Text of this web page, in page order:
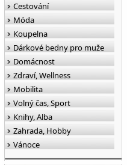
Cestování
Móda
Koupelna
Dárkové bedny pro muže
Domácnost
Zdraví, Wellness
Mobilita
Volný čas, Sport
Knihy, Alba
Zahrada, Hobby
Vánoce